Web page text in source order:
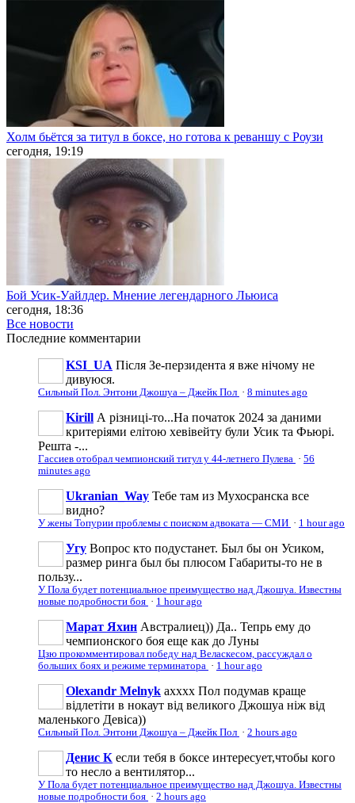
Холм бьётся за титул в боксе, но готова к реваншу с Роузи
сегодня, 19:19
Бой Усик-Уайлдер. Мнение легендарного Льюиса
сегодня, 18:36
Все новости
Последние комментарии
KSI_UA Після Зе-перзидента я вже нічому не
дивуюся.
Сильный Пол. Энтони Джошуа – Джейк Пол · 8 minutes ago
Kirill А різниці-то...На початок 2024 за даними
критеріями елітою хевівейту були Усик та Фьюрі.
Решта -...
Гассиев отобрал чемпионский титул у 44-летнего Пулева · 56
minutes ago
Ukranian_Way Тебе там из Мухосранска все
видно?
У жены Топурии проблемы с поиском адвоката — СМИ · 1 hour ago
Угу Вопрос кто подустанет. Был бы он Усиком,
размер ринга был бы плюсом Габариты-то не в
пользу...
У Пола будет потенциальное преимущество над Джошуа. Известны
новые подробности боя · 1 hour ago
Марат Яхин Австралиец)) Да.. Тепрь ему до
чемпионского боя еще как до Луны
Цзю прокомментировал победу над Веласкесом, рассуждал о
больших боях и режиме терминатора · 1 hour ago
Olexandr Melnyk ахххх Пол подумав краще
відлетіти в нокаут від великого Джошуа ніж від
маленького Девіса))
Сильный Пол. Энтони Джошуа – Джейк Пол · 2 hours ago
Денис К если тебя в боксе интересует,чтобы кого
то несло а вентилятор...
У Пола будет потенциальное преимущество над Джошуа. Известны
новые подробности боя · 2 hours ago